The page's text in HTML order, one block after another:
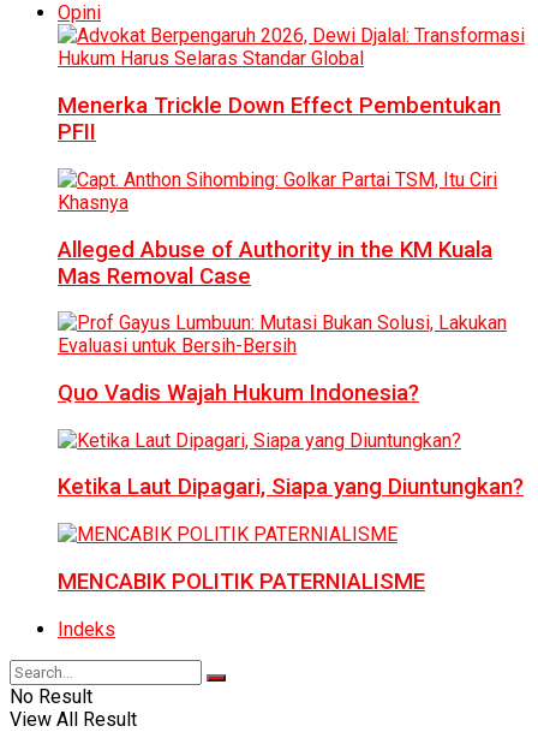
Opini
Menerka Trickle Down Effect Pembentukan
PFII
Alleged Abuse of Authority in the KM Kuala
Mas Removal Case
Quo Vadis Wajah Hukum Indonesia?
Ketika Laut Dipagari, Siapa yang Diuntungkan?
MENCABIK POLITIK PATERNIALISME
Indeks
No Result
View All Result